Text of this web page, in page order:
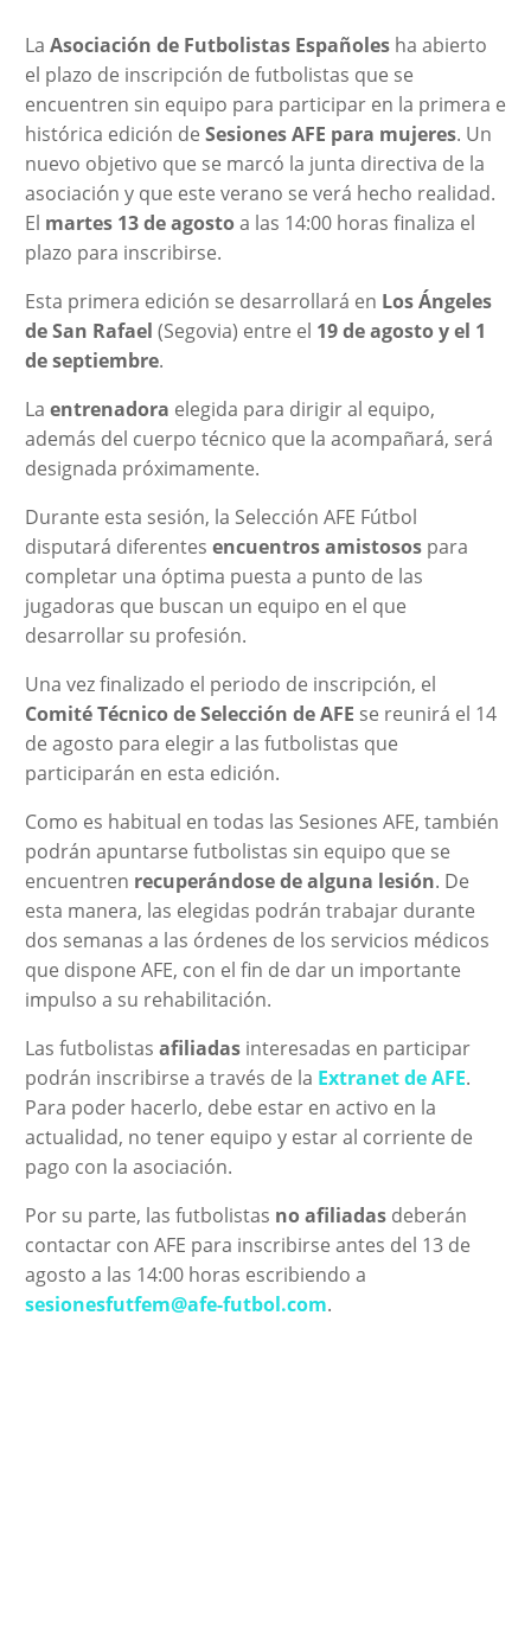
La Asociación de Futbolistas Españolesha abierto
el plazo de inscripción de futbolistas que se
encuentren sin equipo para participar en la primera e
histórica edición de Sesiones AFE para mujeres. Un
nuevo objetivo que se marcó la junta directiva de la
asociación y que este verano se verá hecho realidad.
El martes 13 de agostoa las 14:00 horas finaliza el
plazo para inscribirse.
Esta primera edición se desarrollará en Los Ángeles
de San Rafael (Segovia) entre el 19 de agosto y el 1
de septiembre.
La entrenadora elegida para dirigir al equipo,
además del cuerpo técnico que la acompañará, será
designada próximamente.
Durante esta sesión, la Selección AFE Fútbol
disputará diferentes encuentros amistosospara
completar una óptima puesta a punto de las
jugadoras que buscan un equipo en el que
desarrollar su profesión.
Una vez finalizado el periodo de inscripción, el
Comité Técnico de Selección de AFE se reunirá el 14
de agosto para elegir a las futbolistas que
participarán en esta edición.
Como es habitual en todas las Sesiones AFE, también
podrán apuntarse futbolistas sin equipo que se
encuentren recuperándose de alguna lesión. De
esta manera, las elegidas podrán trabajar durante
dos semanas a las órdenes de los servicios médicos
que dispone AFE, con el fin de dar un importante
impulso a su rehabilitación.
Las futbolistas afiliadas interesadas en participar
podrán inscribirse a través de la Extranet de AFE.
Para poder hacerlo, debe estar en activo en la
actualidad, no tener equipo y estar al corriente de
pago con la asociación.
Por su parte, las futbolistas no afiliadas deberán
contactar con AFE para inscribirse antes del 13 de
agosto a las 14:00 horas escribiendo a
sesionesfutfem@afe-futbol.com.